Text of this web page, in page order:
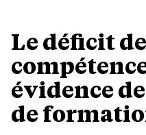
Le déficit de
évidence
de